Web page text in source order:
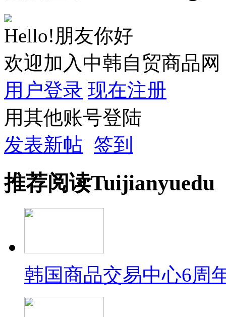
Hello!朋友你好
欢迎加入中韩自贸商品网
用户登录 现在注册
用其他账号登陆
发表新帖 签到
推荐阅读Tuijianyuedu
韩国商品交易中心6周